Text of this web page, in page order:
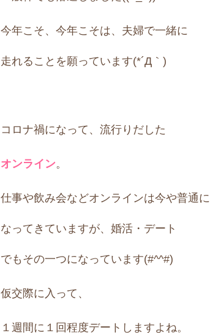
今年こそ、今年こそは、 夫婦で一緒に
走れることを願っています(*´Д｀)
コロナ禍になって、流行りだした
オンライン。
仕事や飲み会などオンラインは今や普通に
なってきていますが、 婚活・デート
でも その一つになっています(#^^#)
仮交際に入って、
１週間に１回程度デートしますよね。